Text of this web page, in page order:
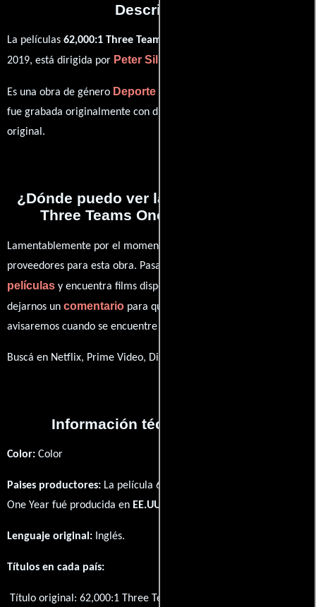
Descripción
La películas 62,000:1 Three Teams One City One Year
2019, está dirigida por Peter Sillen
Es una obra de género Deporte
fue grabada originalmente con dialogos en
original.
¿Dónde puedo ver la películas 62,000:1
Three Teams One City One Year?
Lamentablemente por el momento no contamos con enlaces a
proveedores para esta obra. Pasa por nuestro catálogo de
películas y encuentra films disponibles. También puedes
dejarnos un comentario para que le demos prioridad y te
avisaremos cuando se encuentre disponible
Buscá en Netflix, Prime Video, Disney+
Información técnica y general
Color: Color
Paises productores: La película 62,000:1 Three Teams One City
One Year fué producida en EE.UU.
Lenguaje original: Inglés.
Títulos en cada país:
Título original:62,000:1 Three Teams One City One Year